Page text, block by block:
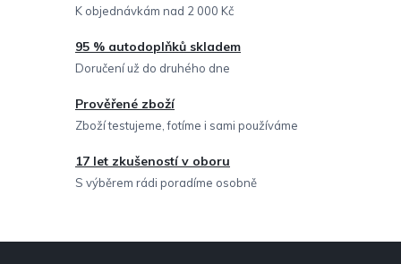
í
p
r
y
v
ý
K objednávkám nad 2 000 Kč
95 % autodoplňků skladem
Doručení už do druhého dne
Prověřené zboží
Zboží testujeme, fotíme i sami používáme
17 let zkušeností v oboru
S výběrem rádi poradíme osobně